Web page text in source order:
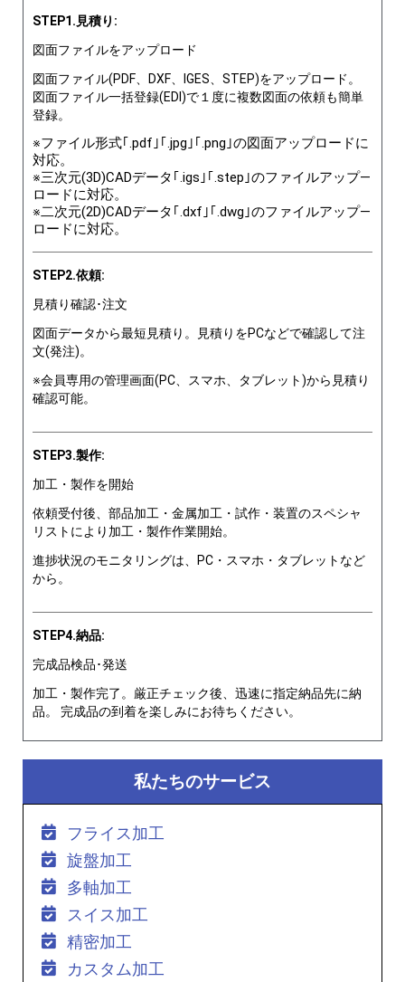
STEP1.見積り:
図面ファイルをアップロード
図面ファイル(PDF、DXF、IGES、STEP)をアップロード。
図面ファイル一括登録(EDI)で１度に複数図面の依頼も簡単
登録。
※ファイル形式｢.pdf｣｢.jpg｣｢.png｣の図面アップロードに
対応。
※三次元(3D)CADデータ｢.igs｣｢.step｣のファイルアップ―
ロードに対応。
※二次元(2D)CADデータ｢.dxf｣｢.dwg｣のファイルアップ―
ロードに対応。
STEP2.依頼:
見積り確認･注文
図面データから最短見積り。見積りをPCなどで確認して注
文(発注)。
※会員専用の管理画面(PC、スマホ、タブレット)から見積り
確認可能。
STEP3.製作:
加工・製作を開始
依頼受付後、部品加工・金属加工・試作・装置のスペシャ
リストにより加工・製作作業開始。
進捗状況のモニタリングは、PC・スマホ・タブレットなど
から。
STEP4.納品:
完成品検品･発送
加工・製作完了。厳正チェック後、迅速に指定納品先に納
品。 完成品の到着を楽しみにお待ちください。
私たちのサービス
フライス加工
旋盤加工
多軸加工
スイス加工
精密加工
カスタム加工